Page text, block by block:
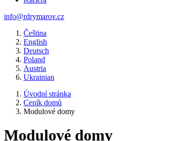
info@rdrymarov.cz
Čeština
English
Deutsch
Poland
Austria
Ukrainian
Úvodní stránka
Ceník domů
Modulové domy
Modulové domy